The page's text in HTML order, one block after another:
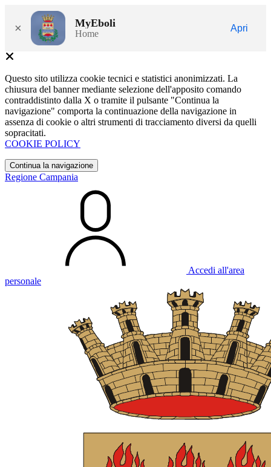
× MyEboli
Home
Apri
Questo sito utilizza cookie tecnici e statistici anonimizzati. La
chiusura del banner mediante selezione dell'apposito comando
contraddistinto dalla X o tramite il pulsante "Continua la
navigazione" comporta la continuazione della navigazione in
assenza di cookie o altri strumenti di tracciamento diversi da quelli
sopracitati.
COOKIE POLICY
Continua la navigazione
Regione Campania
Accedi all'area
personale